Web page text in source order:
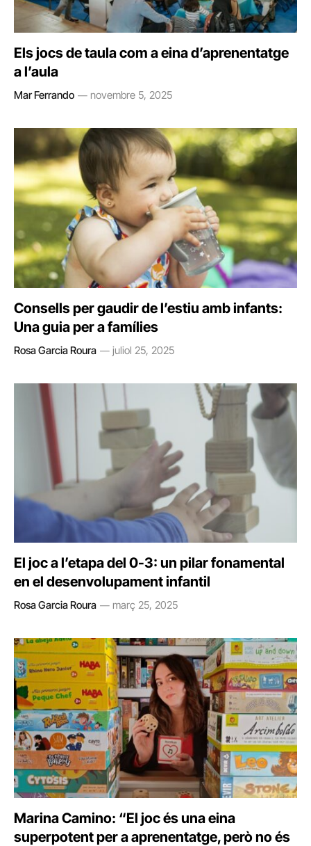
Els jocs de taula com a eina d’aprenentatge
a l’aula
Mar Ferrando novembre 5, 2025
Consells per gaudir de l’estiu amb infants:
Una guia per a famílies
Rosa Garcia Roura juliol 25, 2025
El joc a l’etapa del 0-3: un pilar fonamental
en el desenvolupament infantil
Rosa Garcia Roura març 25, 2025
Marina Camino: “El joc és una eina
superpotent per a aprenentatge, però no és